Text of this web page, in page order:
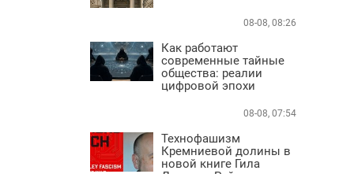
Пороки
Грязные деньги Украины
Здоровье
Цифровизация
Неизведанное
Персоны
08-08, 08:26
Как работают
современные тайные
общества: реалии
цифровой эпохи
08-08, 07:54
Технофашизм
Кремниевой долины в
новой книге Гила